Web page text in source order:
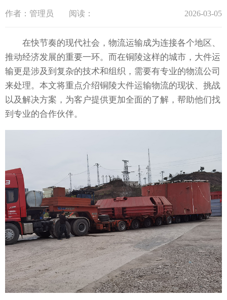
作者：管理员 阅读： 2026-03-05
在快节奏的现代社会，物流运输成为连接各个地区、
推动经济发展的重要一环。而在铜陵这样的城市，大件运
输更是涉及到复杂的技术和组织，需要有专业的物流公司
来处理。本文将重点介绍铜陵大件运输物流的现状、挑战
以及解决方案，为客户提供更加全面的了解，帮助他们找
到专业的合作伙伴。